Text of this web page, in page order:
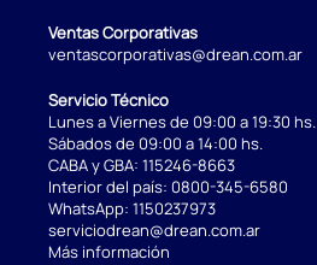
Ventas Corporativas
ventascorporativas@drean.com.ar
Servicio Técnico
Lunes a Viernes de 09:00 a 19:30 hs.
Sábados de 09:00 a 14:00 hs.
CABA y GBA: 115246-8663
Interior del país: 0800-345-6580
WhatsApp: 1150237973
serviciodrean@drean.com.ar
Más información